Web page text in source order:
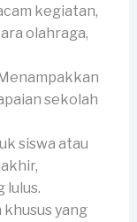
kegiatan,
olahraga,
sekolah
siswa atau
lulus.
yang